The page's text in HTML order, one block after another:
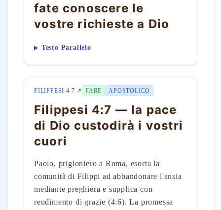
fate conoscere le
vostre richieste a Dio
Testo Parallelo
FILIPPESI 4 7 ↗ FARE APOSTOLICO
Filippesi 4:7 — la pace
di Dio custodirà i vostri
cuori
Paolo, prigioniero a Roma, esorta la
comunità di Filippi ad abbandonare l'ansia
mediante preghiera e supplica con
rendimento di grazie (4:6). La promessa